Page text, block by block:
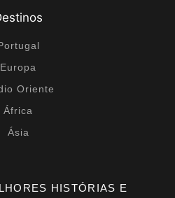
Europa
Oriente
África
Ásia
HISTÓRIAS E